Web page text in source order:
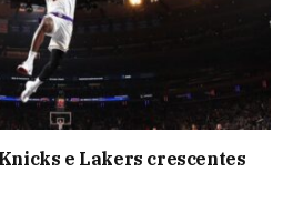
e Lakers crescentes